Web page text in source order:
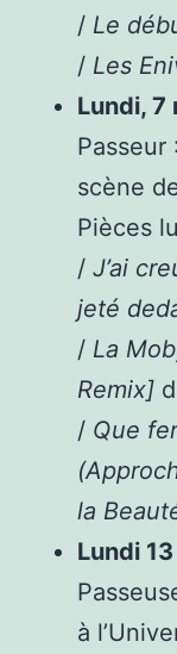
/ Le
/ Les
Lundi, 7
scène
Pièces
/ J’ai
jeté
/ La
Remix]
/ Que
la
Lundi
à